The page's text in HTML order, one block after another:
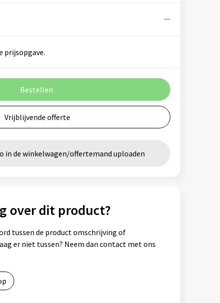
prijsopgave.
Bestellen
Vrijblijvende offerte
in de winkelwagen/offertemand uploaden
over dit product?
tussen de product omschrijving of
er niet tussen? Neem dan contact met ons